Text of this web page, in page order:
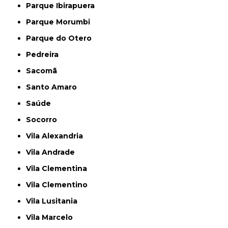
Parque Ibirapuera
Parque Morumbi
Parque do Otero
Pedreira
Sacomã
Santo Amaro
Saúde
Socorro
Vila Alexandria
Vila Andrade
Vila Clementina
Vila Clementino
Vila Lusitania
Vila Marcelo